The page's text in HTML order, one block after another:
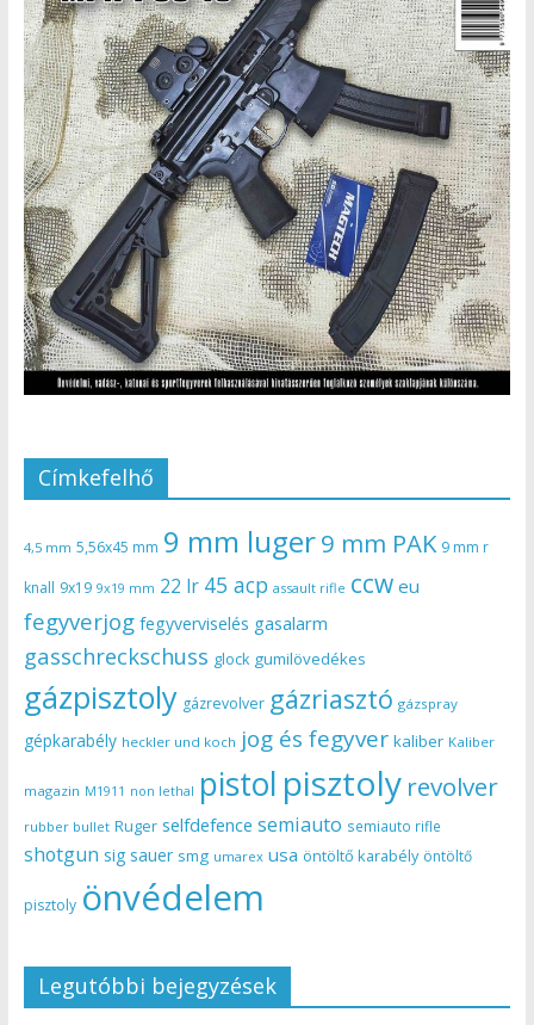
Címkefelhő
4,5 mm 5,56x45 mm 9 mm luger9 mm PAK 9 mm r
knall 9x19 9x19 mm 22 lr 45 acp assault rifle ccw eu
fegyverjog fegyverviselés gasalarm
gasschreckschuss glock gumilövedékes
gázpisztoly gázrevolver gázriasztó gázspray
gépkarabély heckler und koch jog és fegyver kaliber Kaliber
magazin M1911 non lethal pistol pisztoly revolver
rubber bullet Ruger selfdefence semiauto semiauto rifle
shotgun sig sauer smg umarex usa öntöltő karabély öntöltő
pisztoly önvédelem
Legutóbbi bejegyzések